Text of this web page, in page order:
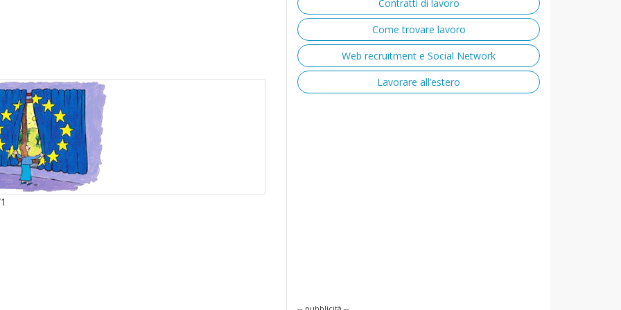
Contratti di lavoro
Come trovare lavoro
Web recruitment e Social Network
Lavorare all’estero